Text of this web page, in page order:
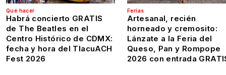
Qué hacer
Habrá concierto GRATIS
de The Beatles en el
Centro Histórico de CDMX:
fecha y hora del TlacuACH
Fest 2026
Ferias
Artesanal, recién
horneado y cremosito:
Lánzate a la Feria del
Queso, Pan y Rompope
2026 con entrada